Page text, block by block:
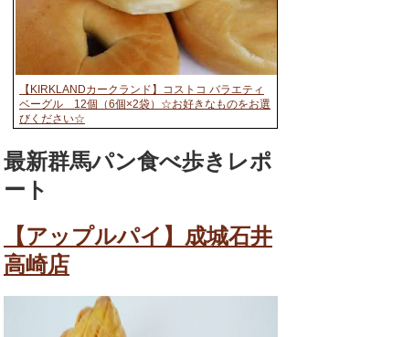
【KIRKLANDカークランド】コストコ バラエティ
ベーグル 12個（6個×2袋）☆お好きなものをお選
びください☆
最新群馬パン食べ歩きレポ
ート
【アップルパイ】成城石井
高崎店